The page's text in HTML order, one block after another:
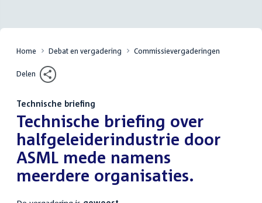
Home Debat en vergadering Commissievergaderingen
Delen
Technische briefing
:Technische briefing over
halfgeleiderindustrie door
ASML mede namens
meerdere organisaties.